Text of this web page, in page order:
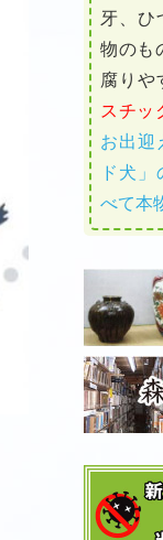
牙、ひ
物のも
腐りや
スチッ
お出迎
ド犬
べて本